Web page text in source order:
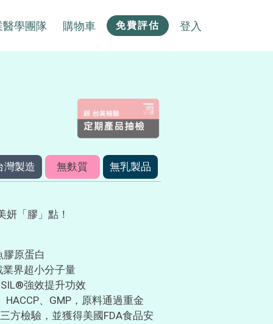
醫學團隊 購物車 免費評估 登入
灣製造 無麩質 無乳製品
妍「膠」點！
膠原蛋白
界超小分子量
強效提升功效
、GMP，原料通過重金
方檢驗，並獲得美國FDA食品安